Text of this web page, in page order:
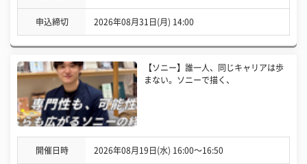
申込締切 2026年08月31日(月) 14:00
【ソニー】誰一人、同じキャリアは歩
まない。ソニーで描く、
開催日時 2026年08月19日(水) 16:00〜16:50